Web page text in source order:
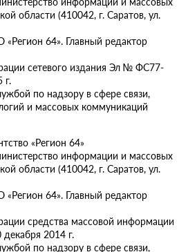
области (410042, г. Саратов, ул.
64». Главный редактор
сетевого издания Эл № ФС77-
г.
по надзору в сфере связи,
и массовых коммуникаций
«Регион 64»
информации и массовых
области (410042, г. Саратов, ул.
64». Главный редактор
средства массовой информации
2014 г.
по надзору в сфере связи,